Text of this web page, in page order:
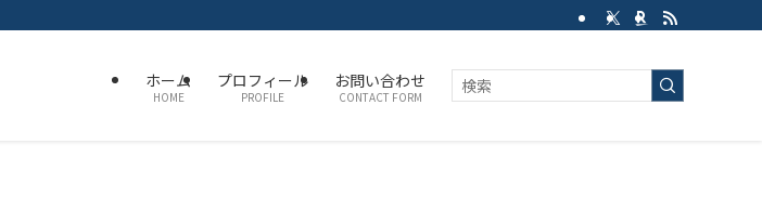
ホーム
HOME
プロフィール
PROFILE
お問い合わせ
CONTACT FORM